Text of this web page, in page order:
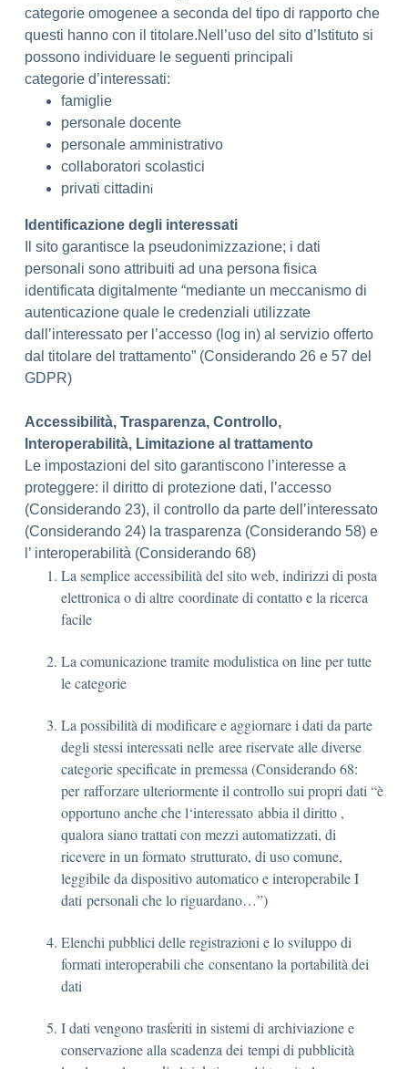
categorie omogenee a seconda del tipo di rapporto che
questi hanno con il titolare.Nell’uso del sito d’Istituto si
possono individuare le seguenti principali
categorie d’interessati:
famiglie
personale docente
personale amministrativo
collaboratori scolastici
privati cittadini
​Identificazione degli interessati
Il sito garantisce la pseudonimizzazione; i dati
personali sono attribuiti ad una persona fisica
identificata digitalmente “mediante un meccanismo di
autenticazione quale le credenziali utilizzate
dall’interessato per l’accesso (log in) al servizio offerto
dal titolare del trattamento” (Considerando 26 e 57 del
GDPR)
Accessibilità, Trasparenza, Controllo,
Interoperabilità, Limitazione al trattamento
Le impostazioni del sito garantiscono l’interesse a
proteggere: il diritto di protezione dati, l’accesso
(Considerando 23), il controllo da parte dell’interessato
(Considerando 24) la trasparenza (Considerando 58) e
l’ interoperabilità (Considerando 68)
La semplice accessibilità del sito web, indirizzi di posta
elettronica o di altre coordinate di contatto e la ricerca
facile
La comunicazione tramite modulistica on line per tutte
le categorie
La possibilità di modificare e aggiornare i dati da parte
degli stessi interessati nelle aree riservate alle diverse
categorie specificate in premessa (Considerando 68:
per rafforzare ulteriormente il controllo sui propri dati “è
opportuno anche che l‘interessato abbia il diritto ,
qualora siano trattati con mezzi automatizzati, di
ricevere in un formato strutturato, di uso comune,
leggibile da dispositivo automatico e interoperabile I
dati personali che lo riguardano…”)
Elenchi pubblici delle registrazioni e lo sviluppo di
formati interoperabili che consentano la portabilità dei
dati
I dati vengono trasferiti in sistemi di archiviazione e
conservazione alla scadenza dei tempi di pubblicità